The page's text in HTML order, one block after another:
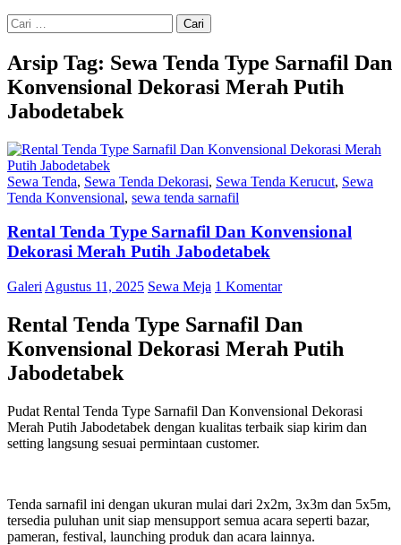
Cari
untuk:
Arsip Tag: Sewa Tenda Type Sarnafil Dan
Konvensional Dekorasi Merah Putih
Jabodetabek
Sewa Tenda, Sewa Tenda Dekorasi, Sewa Tenda Kerucut, Sewa
Tenda Konvensional, sewa tenda sarnafil
Rental Tenda Type Sarnafil Dan Konvensional
Dekorasi Merah Putih Jabodetabek
Galeri Agustus 11, 2025 Sewa Meja 1 Komentar
Rental Tenda Type Sarnafil Dan
Konvensional Dekorasi Merah Putih
Jabodetabek
Pudat Rental Tenda Type Sarnafil Dan Konvensional Dekorasi
Merah Putih Jabodetabek dengan kualitas terbaik siap kirim dan
setting langsung sesuai permintaan customer.
Tenda sarnafil ini dengan ukuran mulai dari 2x2m, 3x3m dan 5x5m,
tersedia puluhan unit siap mensupport semua acara seperti bazar,
pameran, festival, launching produk dan acara lainnya.